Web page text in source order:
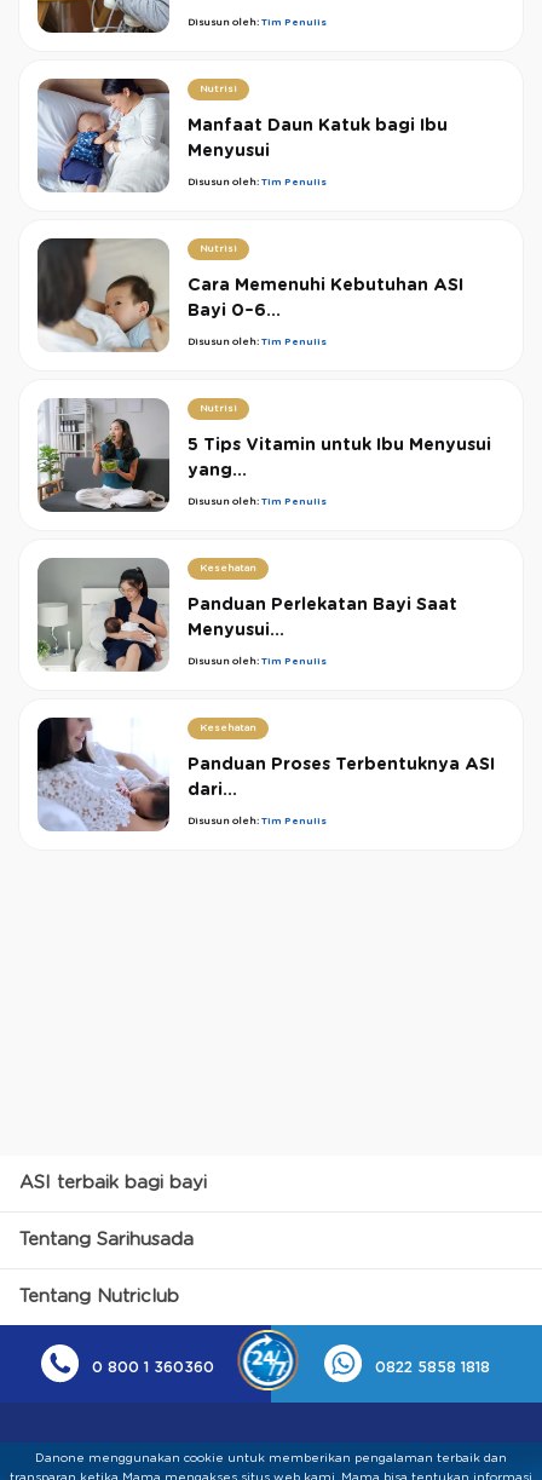
Disusun oleh: Tim Penulis
Nutrisi
Manfaat Daun Katuk bagi Ibu
Menyusui
Disusun oleh: Tim Penulis
Nutrisi
Cara Memenuhi Kebutuhan ASI
Bayi 0–6...
Disusun oleh: Tim Penulis
Nutrisi
5 Tips Vitamin untuk Ibu Menyusui
yang...
Disusun oleh: Tim Penulis
Kesehatan
Panduan Perlekatan Bayi Saat
Menyusui...
Disusun oleh: Tim Penulis
Kesehatan
Panduan Proses Terbentuknya ASI
dari...
Disusun oleh: Tim Penulis
ASI terbaik bagi bayi
Tentang Sarihusada
Tentang Nutriclub
0 800 1 360360 0822 5858 1818
Danone menggunakan cookie untuk memberikan pengalaman terbaik dan
transparan ketika Mama mengakses situs web kami. Mama bisa tentukan informasi